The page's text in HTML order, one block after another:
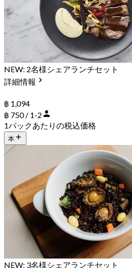
NEW: 2名様シェアランチセット
詳細情報
฿ 1,094
฿ 750 / 1-2
1パックあたりの税込価格
本
NEW: 3名様シェアランチセット